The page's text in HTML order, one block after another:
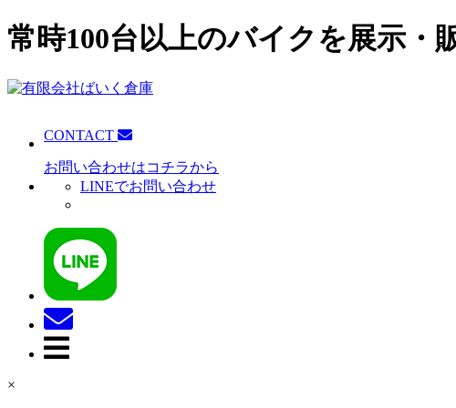
常時100台以上のバイクを展示・
CONTACT
お問い合わせはコチラから
LINEでお問い合わせ
×